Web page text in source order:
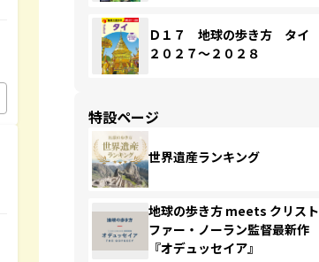
Ｄ１７ 地球の歩き方 タイ
２０２７～２０２８
特設ページ
世界遺産ランキング
地球の歩き方 meets クリスト
ファー・ノーラン監督最新作
『オデュッセイア』